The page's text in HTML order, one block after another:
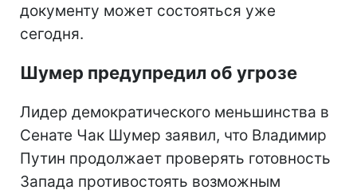
документу может состояться уже
сегодня.
Шумер предупредил об угрозе
Лидер демократического меньшинства в
Сенате Чак Шумер заявил, что Владимир
Путин продолжает проверять готовность
Запада противостоять возможным